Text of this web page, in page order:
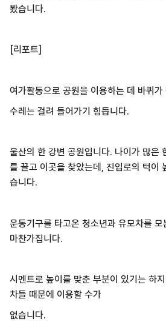
봤습니다.
[리포트]
여가활동으로 공원을 이용하는 데 바퀴가
수레는 걸려 들어가기 힘듭니다.
울산의 한 강변 공원입니다. 나이가 많은
를 끌고 이곳을 찾았는데, 진입로의 턱이
습니다.
운동기구를 타고온 청소년과 유모차를
마찬가집니다.
시멘트로 높이를 맞춘 부분이 있기는 하
차들 때문에 이용할 수가
없습니다.